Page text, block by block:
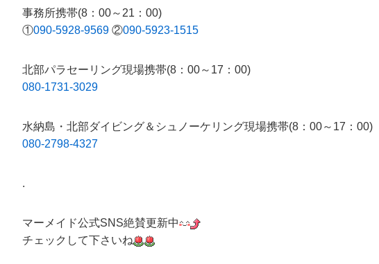
事務所携帯(8：00～21：00)
①090-5928-9569 ②090-5923-1515
北部パラセーリング現場携帯(8：00～17：00)
080-1731-3029
水納島・北部ダイビング＆シュノーケリング現場携帯(8：00～17：00)
080-2798-4327
.
マーメイド公式SNS絶賛更新中
チェックして下さいね